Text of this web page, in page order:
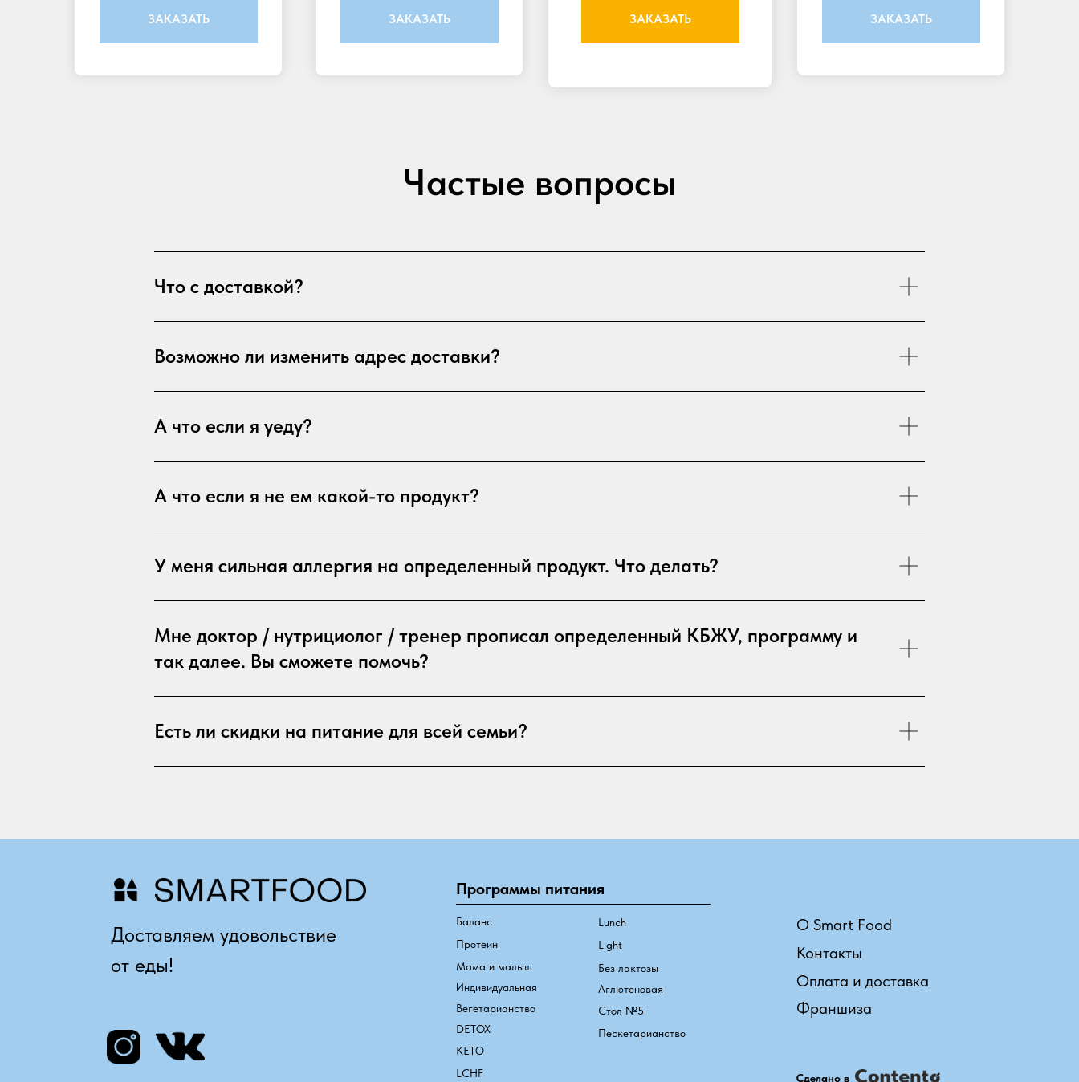
ЗАКАЗАТЬ ЗАКАЗАТЬ ЗАКАЗАТЬ ЗАКАЗАТЬ
Частые вопросы
Что с доставкой?
Возможно ли изменить адрес доставки?
А что если я уеду?
А что если я не ем какой-то продукт?
У меня сильная аллергия на определенный продукт. Что делать?
Мне доктор / нутрициолог / тренер прописал определенный КБЖУ, программу и
так далее. Вы сможете помочь?
Есть ли скидки на питание для всей семьи?
Доставляем удовольствие
от еды!
О Smart Food
Контакты
Франшиза
Оплата и доставка
Программы питания
Баланс
Протеин
Мама и малыш
Индивидуальная
Вегетарианство
DETOX
КЕТО
LCHF
Lunch
Light
Без лактозы
Аглютеновая
Стол №5
Пескетарианство
Сделано в